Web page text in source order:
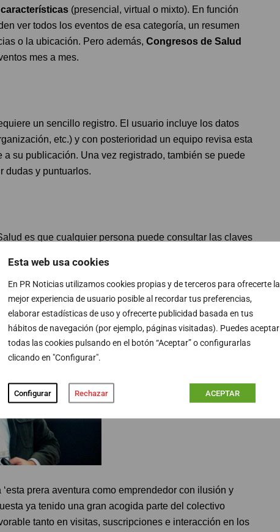
Esta web usa cookies
En PR Noticias utilizamos cookies propias y de terceros para ofrecerte la
mejor experiencia de usuario posible al recordar tus preferencias,
elaborar estadísticas de uso y ofrecerte publicidad basada en tus
hábitos de navegación (por ejemplo, páginas visitadas). Puedes aceptar
todas las cookies pulsando en el botón “Aceptar” o configurarlas
clicando en "Configurar".
Configurar Rechazar ACEPTAR
características (presencial, virtual o mixto). En función
ver todos los eventos de esa categoría, un resumen
o la ubicación. Pero además, Congresos de Salud
mes a mes.
un sencillo registro. El usuario incluye los datos
etc.) y con posterioridad un equipo revisa esta
su publicación. Una vez registrado, también se puede
dudas y puntuarlos.
es que cualquier persona puede consultar las claves
sus propios recursos para que los demás
prera aventura como emprendedor con ilusión y
ya tenido una gran acogida parte del colectivo
tanto en visitas, suscripciones e interacción en los